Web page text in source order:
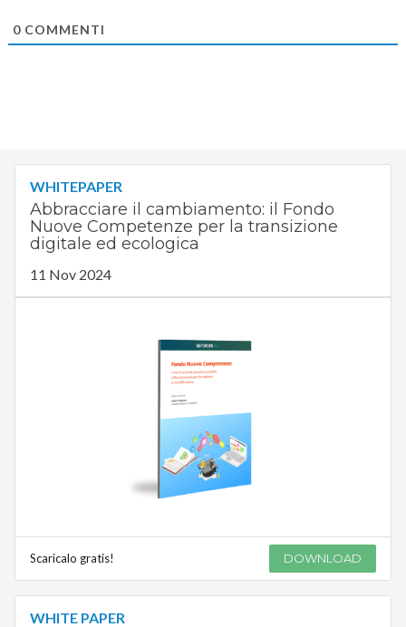
0COMMENTI
WHITEPAPER
Abbracciare il cambiamento: il Fondo
Nuove Competenze per la transizione
digitale ed ecologica
11 Nov 2024
Scaricalo gratis! DOWNLOAD
WHITE PAPER